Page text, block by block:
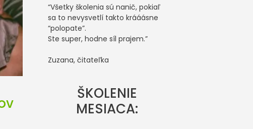
“Všetky školenia sú nanič, pokiaľ
sa to nevysvetlí takto krááásne
“polopate”.
Ste super, hodne síl prajem.”
Zuzana, čitateľka
ŠKOLENIE
MESIACA: